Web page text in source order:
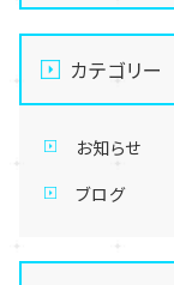
カテゴリー
お知らせ
ブログ